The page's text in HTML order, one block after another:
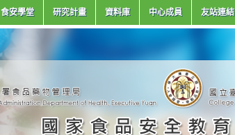
食安學堂 研究計畫 資料庫 中心成員 友站連結